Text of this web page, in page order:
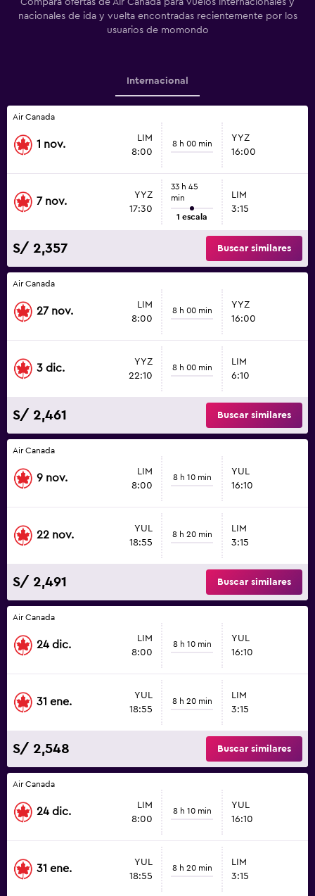
nacionales de ida y vuelta encontradas recientemente por los
usuarios de momondo
Internacional
Air Canada
1 nov.
LIM
8:00
8 h 00 min
YYZ
16:00
7 nov.
YYZ
17:30
33 h 45
min
1 escala
LIM
3:15
S/ 2,357 Buscar similares
Air Canada
27 nov.
LIM
8:00
8 h 00 min
YYZ
16:00
3 dic.
YYZ
22:10
8 h 00 min
LIM
6:10
S/ 2,461 Buscar similares
Air Canada
9 nov.
LIM
8:00
8 h 10 min
YUL
16:10
22 nov.
YUL
18:55
8 h 20 min
LIM
3:15
S/ 2,491 Buscar similares
Air Canada
24 dic.
LIM
8:00
8 h 10 min
YUL
16:10
31 ene.
YUL
18:55
8 h 20 min
LIM
3:15
S/ 2,548 Buscar similares
Air Canada
24 dic.
LIM
8:00
8 h 10 min
YUL
16:10
31 ene.
YUL
18:55
8 h 20 min
LIM
3:15